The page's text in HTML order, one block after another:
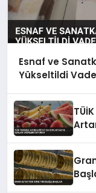
Esnaf ve
Yükseltildi